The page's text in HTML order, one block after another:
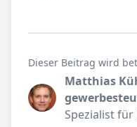
Dieser Beitrag wird
Matthias
Spezialist für